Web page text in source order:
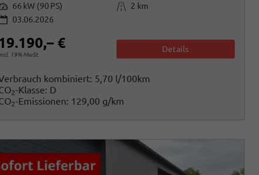
Leistung 66 kW (90 PS) Kilometerstand
2 km
03.06.2026
19.190,– €
19% MwSt.
Details
kombiniert: 5,70 l/100km
2-Klasse: D
2-Emissionen: 129,00 g/km